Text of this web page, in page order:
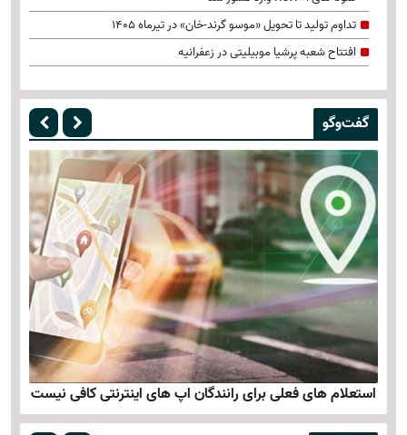
تداوم تولید تا تحویل «موسو گرند-خان» در تیرماه 1405
افتتاح شعبه پرشیا موبیلیتی در زعفرانیه
گفت‌وگو
استعلام های فعلی برای رانندگان اپ های اینترنتی کافی نیست